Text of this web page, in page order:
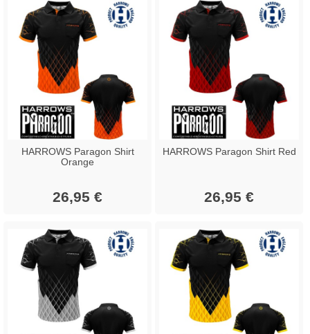
HARROWS Paragon Shirt
Orange
26,95 €
HARROWS Paragon Shirt Red
26,95 €